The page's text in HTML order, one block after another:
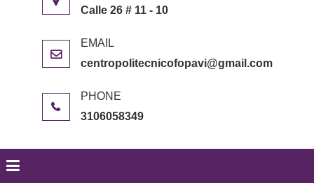
Calle 26 # 11 - 10
centropolitecnicofopavi@gmail.com
3106058349